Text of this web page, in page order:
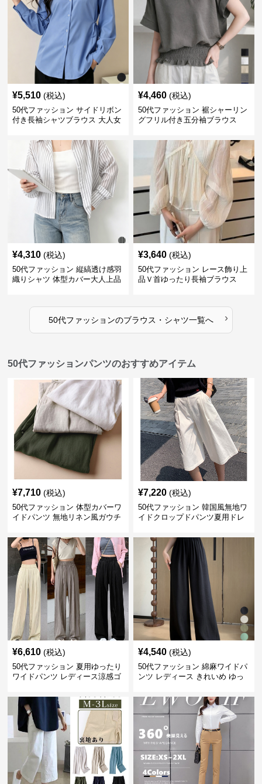
¥5,510 (税込)
50代ファッション サイドリボン
付き長袖シャツブラウス 大人女
¥4,460 (税込)
50代ファッション 裾シャーリン
グフリル付き五分袖ブラウス
¥4,310 (税込)
50代ファッション 縦縞透け感羽
織りシャツ 体型カバー大人上品
¥3,640 (税込)
50代ファッション レース飾り上
品Ｖ首ゆったり長袖ブラウス
50代ファッションのブラウス・シャツ一覧へ ›
50代ファッションパンツのおすすめアイテム
¥7,710 (税込)
50代ファッション 体型カバーワ
イドパンツ 無地リネン風ガウチ
¥7,220 (税込)
50代ファッション 韓国風無地ワ
イドクロップドパンツ夏用ドレ
¥6,610 (税込)
50代ファッション 夏用ゆったり
ワイドパンツ レディース涼感ゴ
¥4,540 (税込)
50代ファッション 綿麻ワイドパ
ンツ レディース きれいめ ゆっ